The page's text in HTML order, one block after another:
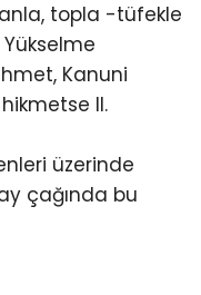
topla -tüfekle
Kanuni
II.
üzerinde
çağında bu